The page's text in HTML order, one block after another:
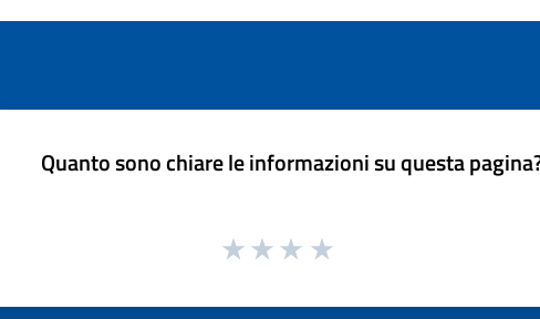
Quanto sono chiare le informazioni su questa